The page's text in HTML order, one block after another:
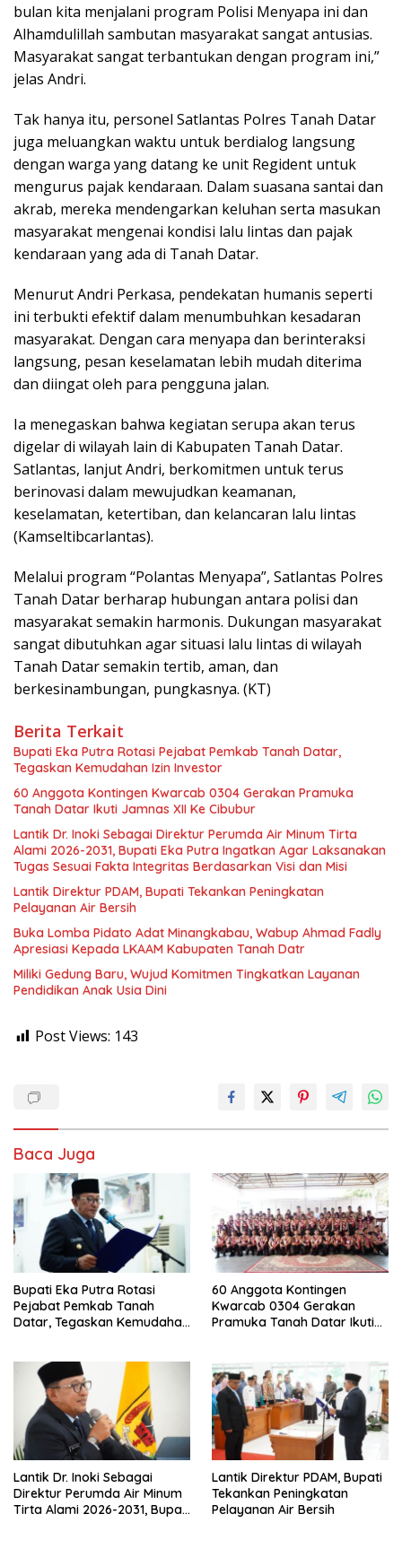
bulan kita menjalani program Polisi Menyapa ini dan
Alhamdulillah sambutan masyarakat sangat antusias.
Masyarakat sangat terbantukan dengan program ini,”
jelas Andri.
Tak hanya itu, personel Satlantas Polres Tanah Datar
juga meluangkan waktu untuk berdialog langsung
dengan warga yang datang ke unit Regident untuk
mengurus pajak kendaraan. Dalam suasana santai dan
akrab, mereka mendengarkan keluhan serta masukan
masyarakat mengenai kondisi lalu lintas dan pajak
kendaraan yang ada di Tanah Datar.
Menurut Andri Perkasa, pendekatan humanis seperti
ini terbukti efektif dalam menumbuhkan kesadaran
masyarakat. Dengan cara menyapa dan berinteraksi
langsung, pesan keselamatan lebih mudah diterima
dan diingat oleh para pengguna jalan.
Ia menegaskan bahwa kegiatan serupa akan terus
digelar di wilayah lain di Kabupaten Tanah Datar.
Satlantas, lanjut Andri, berkomitmen untuk terus
berinovasi dalam mewujudkan keamanan,
keselamatan, ketertiban, dan kelancaran lalu lintas
(Kamseltibcarlantas).
Melalui program “Polantas Menyapa”, Satlantas Polres
Tanah Datar berharap hubungan antara polisi dan
masyarakat semakin harmonis. Dukungan masyarakat
sangat dibutuhkan agar situasi lalu lintas di wilayah
Tanah Datar semakin tertib, aman, dan
berkesinambungan, pungkasnya. (KT)
Berita Terkait
Bupati Eka Putra Rotasi Pejabat Pemkab Tanah Datar,
Tegaskan Kemudahan Izin Investor
60 Anggota Kontingen Kwarcab 0304 Gerakan Pramuka
Tanah Datar Ikuti Jamnas XII Ke Cibubur
Lantik Dr. Inoki Sebagai Direktur Perumda Air Minum Tirta
Alami 2026-2031, Bupati Eka Putra Ingatkan Agar Laksanakan
Tugas Sesuai Fakta Integritas Berdasarkan Visi dan Misi
Lantik Direktur PDAM, Bupati Tekankan Peningkatan
Pelayanan Air Bersih
Buka Lomba Pidato Adat Minangkabau, Wabup Ahmad Fadly
Apresiasi Kepada LKAAM Kabupaten Tanah Datr
Miliki Gedung Baru, Wujud Komitmen Tingkatkan Layanan
Pendidikan Anak Usia Dini
Post Views: 143
Baca Juga
Bupati Eka Putra Rotasi
Pejabat Pemkab Tanah
Datar, Tegaskan Kemudahan
60 Anggota Kontingen
Kwarcab 0304 Gerakan
Pramuka Tanah Datar Ikuti
Lantik Dr. Inoki Sebagai
Direktur Perumda Air Minum
Tirta Alami 2026-2031, Bupati
Lantik Direktur PDAM, Bupati
Tekankan Peningkatan
Pelayanan Air Bersih